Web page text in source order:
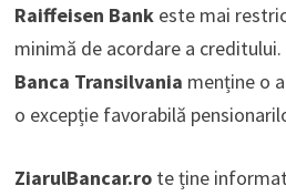
Raiffeisen Bankeste mai
minimă de acordare a creditului.
Banca Transilvania menține o
o excepție favorabilă
ZiarulBancar.rote ține